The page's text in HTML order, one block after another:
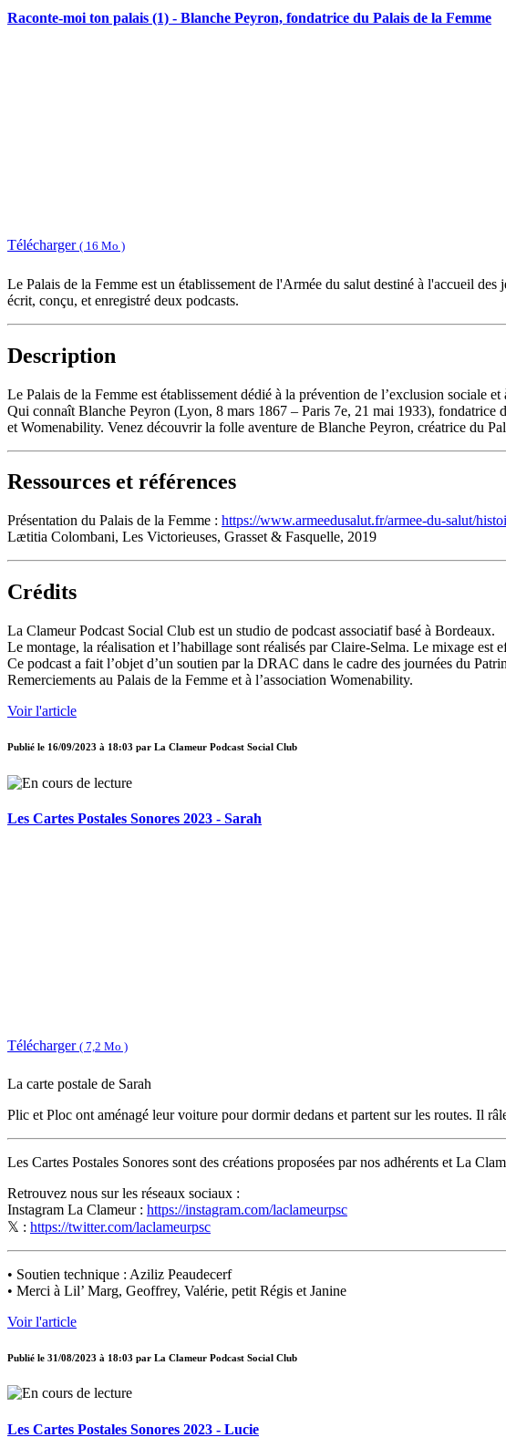
Raconte-moi ton palais (1) - Blanche Peyron, fondatrice du Palais de la Femme
Télécharger ( 16 Mo )
Le Palais de la Femme est un établissement de l'Armée du salut destiné à l'accueil
écrit, conçu, et enregistré deux podcasts.
Description
Le Palais de la Femme est établissement dédié à la prévention de l’exclusion sociale et
Qui connaît Blanche Peyron (Lyon, 8 mars 1867 – Paris 7e, 21 mai 1933), fondatrice
et Womenability. Venez découvrir la folle aventure de Blanche Peyron, créatrice du
Ressources et références
Présentation du Palais de la Femme : https://www.armeedusalut.fr/armee-du-salut/
Lætitia Colombani, Les Victorieuses, Grasset & Fasquelle, 2019
Crédits
La Clameur Podcast Social Club est un studio de podcast associatif basé à Bordeaux.
Le montage, la réalisation et l’habillage sont réalisés par Claire-Selma. Le mixage
Ce podcast a fait l’objet d’un soutien par la DRAC dans le cadre des journées du
Remerciements au Palais de la Femme et à l’association Womenability.
Voir l'article
Publié le 16/09/2023 à 18:03 par La Clameur Podcast Social Club
Les Cartes Postales Sonores 2023 - Sarah
Télécharger ( 7,2 Mo )
La carte postale de Sarah
Plic et Ploc ont aménagé leur voiture pour dormir dedans et partent sur les routes. Il
Les Cartes Postales Sonores sont des créations proposées par nos adhérents et La
Retrouvez nous sur les réseaux sociaux :
Instagram La Clameur : https://instagram.com/laclameurpsc
𝕏 : https://twitter.com/laclameurpsc
• Soutien technique : Aziliz Peaudecerf
• Merci à Lil’ Marg, Geoffrey, Valérie, petit Régis et Janine
Voir l'article
Publié le 31/08/2023 à 18:03 par La Clameur Podcast Social Club
Les Cartes Postales Sonores 2023 - Lucie